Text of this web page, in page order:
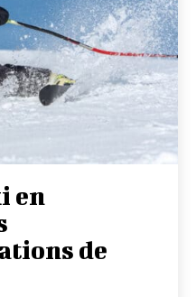
en
de